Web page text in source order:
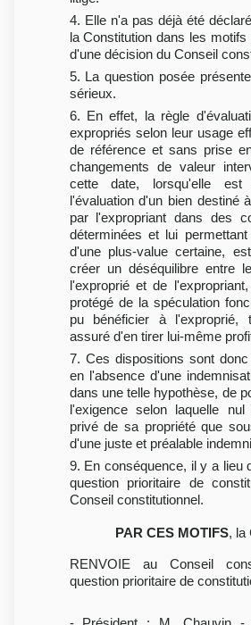
4. Elle n'a pas déjà été
la Constitution dans les
d'une décision du Conseil
5. La question posée
sérieux.
6. En effet, la règle
expropriés selon leur usage
de référence et sans prise
changements de valeur
cette date, lorsqu'elle est
l'évaluation d'un bien destiné
par l'expropriant dans des
déterminées et lui
d'une plus-value certaine,
créer un déséquilibre entre
l'exproprié et de
protégé de la spéculation
pu bénéficier à l'exproprié,
assuré d'en tirer lui-même
7. Ces dispositions sont
en l'absence d'une
dans une telle hypothèse, de
l'exigence selon laquelle
privé de sa propriété que
d'une juste et préalable
9. En conséquence, il y a lieu
question prioritaire de
Conseil constitutionnel.
PAR CES MOTIFS, la
RENVOIE au Conseil
question prioritaire de